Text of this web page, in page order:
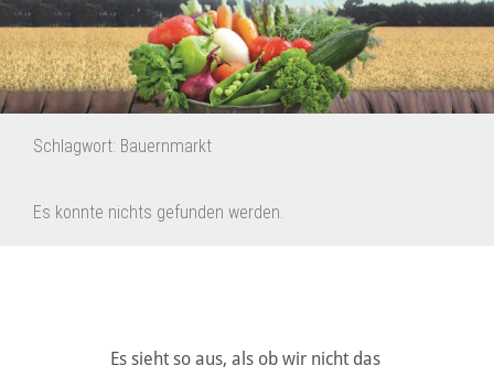
Schlagwort: Bauernmarkt
Es konnte nichts gefunden werden.
Es sieht so aus, als ob wir nicht das